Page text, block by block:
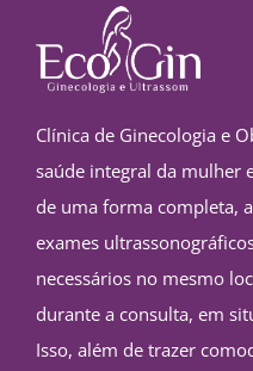
Clínica de Ginecologia e
saúde integral da mulher
de uma forma completa,
exames
necessários no mesmo
durante a consulta, em
Isso, além de trazer